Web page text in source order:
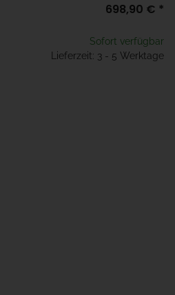
698,90 € *
Sofort verfügbar
Lieferzeit: 3 - 5 Werktage